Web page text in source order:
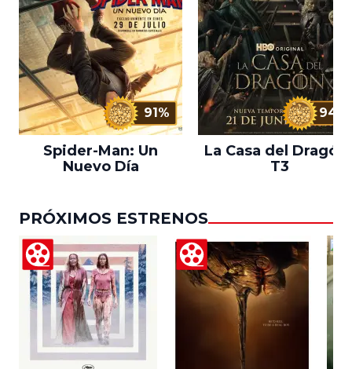
91%
Spider-Man: Un
Nuevo Día
94%
La Casa del Dragón
T3
PRÓXIMOS ESTRENOS